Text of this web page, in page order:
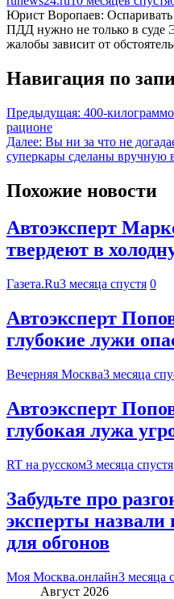
Юрист Воропаев:
ПДД нужно не только в суде
жалобы зависит от
Навигация по
Предыдущая: 400-
рационе
Далее: Вы ни за что не
суперкары сделаны вручную
Похожие новости
Автоэксперт
твердеют в
Газета.Ru3 месяца спустя 0
Автоэксперт
глубокие лужи
Вечерняя Москва3 месяца
Автоэксперт
глубокая лужа
RT на русском3 месяца спустя
Забудьте про
эксперты
для обгонов
Моя Москва.онлайн3 месяца
Август 2026